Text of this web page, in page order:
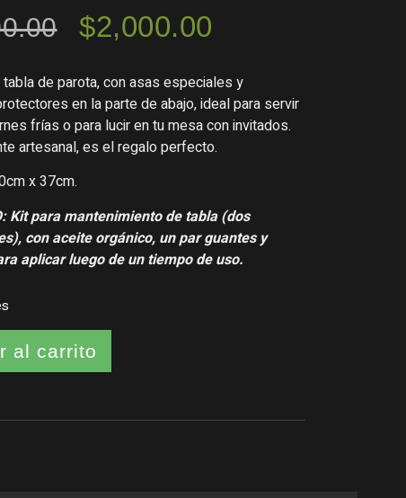
$2,000.00
de parota, con asas especiales y
en la parte de abajo, ideal para servir
frías o para lucir en tu mesa con invitados.
artesanal, es el regalo perfecto.
x 37cm.
Kit para mantenimiento de tabla (dos
con aceite orgánico, un par guantes y
aplicar luego de un tiempo de uso.
al carrito